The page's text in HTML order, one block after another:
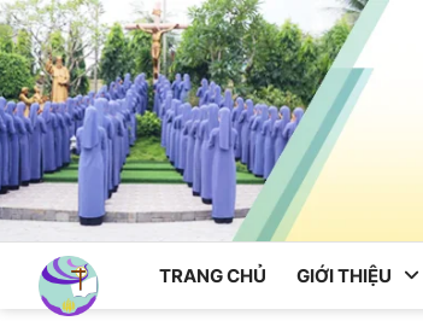
Skip
to
content
TRANG CHỦ GIỚI THIỆU